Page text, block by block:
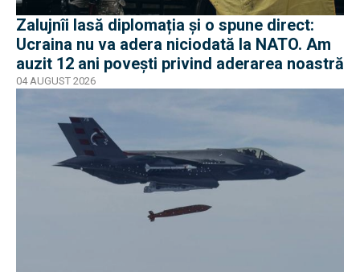
Zalujnîi lasă diplomația și o spune direct:
Ucraina nu va adera niciodată la NATO. Am
auzit 12 ani povești privind aderarea noastră
04 AUGUST 2026